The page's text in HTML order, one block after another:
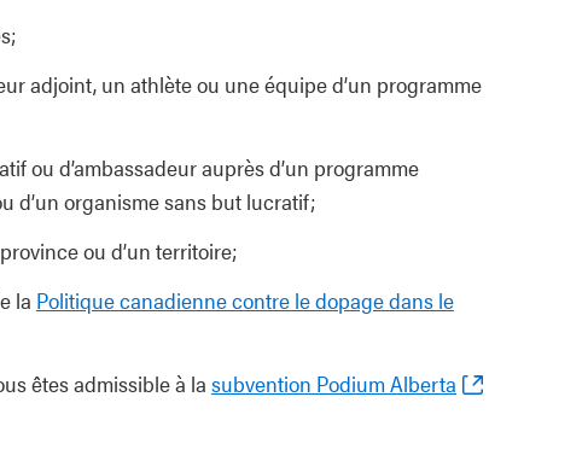
adjoint, un athlète ou une équipe d’un programme
ou d’ambassadeur auprès d’un programme
d’un organisme sans but lucratif;
ou d’un territoire;
la Politique canadienne contre le dopage dans le
êtes admissible à la subvention Podium Alberta